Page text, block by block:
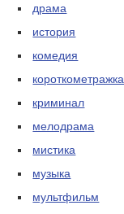
драма
история
комедия
короткометражка
криминал
мелодрама
мистика
музыка
мультфильм